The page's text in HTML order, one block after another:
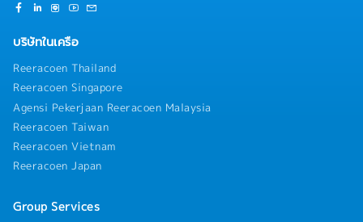
บริษัทในเครือ
Reeracoen Thailand
Reeracoen Singapore
Agensi Pekerjaan Reeracoen Malaysia
Reeracoen Taiwan
Reeracoen Vietnam
Reeracoen Japan
Group Services